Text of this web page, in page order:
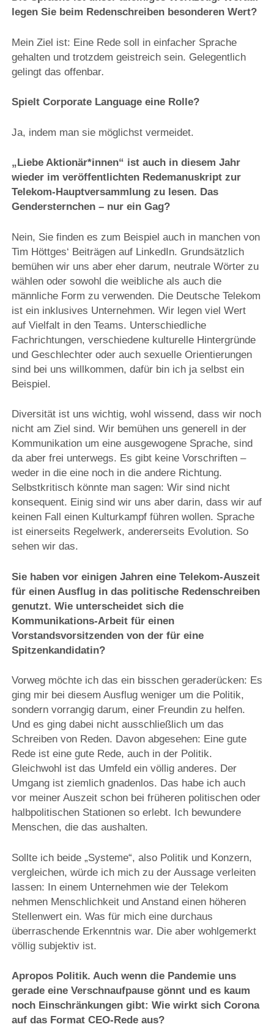
legen Sie beim Redenschreiben besonderen Wert?
Mein Ziel ist: Eine Rede soll in einfacher Sprache
gehalten und trotzdem geistreich sein. Gelegentlich
gelingt das offenbar.
Spielt Corporate Language eine Rolle?
Ja, indem man sie möglichst vermeidet.
„Liebe Aktionär*innen“ ist auch in diesem Jahr
wieder im veröffentlichten Redemanuskript zur
Telekom-Hauptversammlung zu lesen. Das
Gendersternchen – nur ein Gag?
Nein, Sie finden es zum Beispiel auch in manchen von
Tim Höttges‘ Beiträgen auf LinkedIn. Grundsätzlich
bemühen wir uns aber eher darum, neutrale Wörter zu
wählen oder sowohl die weibliche als auch die
männliche Form zu verwenden. Die Deutsche Telekom
ist ein inklusives Unternehmen. Wir legen viel Wert
auf Vielfalt in den Teams. Unterschiedliche
Fachrichtungen, verschiedene kulturelle Hintergründe
und Geschlechter oder auch sexuelle Orientierungen
sind bei uns willkommen, dafür bin ich ja selbst ein
Beispiel.
Diversität ist uns wichtig, wohl wissend, dass wir noch
nicht am Ziel sind. Wir bemühen uns generell in der
Kommunikation um eine ausgewogene Sprache, sind
da aber frei unterwegs. Es gibt keine Vorschriften –
weder in die eine noch in die andere Richtung.
Selbstkritisch könnte man sagen: Wir sind nicht
konsequent. Einig sind wir uns aber darin, dass wir auf
keinen Fall einen Kulturkampf führen wollen. Sprache
ist einerseits Regelwerk, andererseits Evolution. So
sehen wir das.
Sie haben vor einigen Jahren eine Telekom-Auszeit
für einen Ausflug in das politische Redenschreiben
genutzt. Wie unterscheidet sich die
Kommunikations-Arbeit für einen
Vorstandsvorsitzenden von der für eine
Spitzenkandidatin?
Vorweg möchte ich das ein bisschen geraderücken: Es
ging mir bei diesem Ausflug weniger um die Politik,
sondern vorrangig darum, einer Freundin zu helfen.
Und es ging dabei nicht ausschließlich um das
Schreiben von Reden. Davon abgesehen: Eine gute
Rede ist eine gute Rede, auch in der Politik.
Gleichwohl ist das Umfeld ein völlig anderes. Der
Umgang ist ziemlich gnadenlos. Das habe ich auch
vor meiner Auszeit schon bei früheren politischen oder
halbpolitischen Stationen so erlebt. Ich bewundere
Menschen, die das aushalten.
Sollte ich beide „Systeme“, also Politik und Konzern,
vergleichen, würde ich mich zu der Aussage verleiten
lassen: In einem Unternehmen wie der Telekom
nehmen Menschlichkeit und Anstand einen höheren
Stellenwert ein. Was für mich eine durchaus
überraschende Erkenntnis war. Die aber wohlgemerkt
völlig subjektiv ist.
Apropos Politik. Auch wenn die Pandemie uns
gerade eine Verschnaufpause gönnt und es kaum
noch Einschränkungen gibt: Wie wirkt sich Corona
auf das Format CEO-Rede aus?